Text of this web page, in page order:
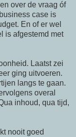
over de vraag óf
case is
En of er wel
is afgestemd met
Laatst zei
ging uitvoeren.
langs te gaan.
overal
inhoud, qua tijd,
nooit goed